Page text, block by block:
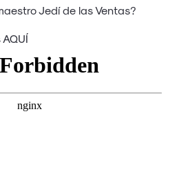
Jedí de las Ventas?
AQUÍ